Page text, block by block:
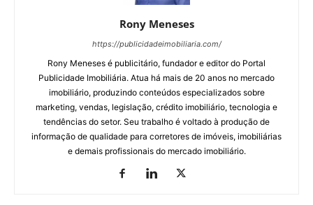
Rony Meneses
https://publicidadeimobiliaria.com/
Rony Meneses é publicitário, fundador e editor do Portal
Publicidade Imobiliária. Atua há mais de 20 anos no mercado
imobiliário, produzindo conteúdos especializados sobre
marketing, vendas, legislação, crédito imobiliário, tecnologia e
tendências do setor. Seu trabalho é voltado à produção de
informação de qualidade para corretores de imóveis, imobiliárias
e demais profissionais do mercado imobiliário.